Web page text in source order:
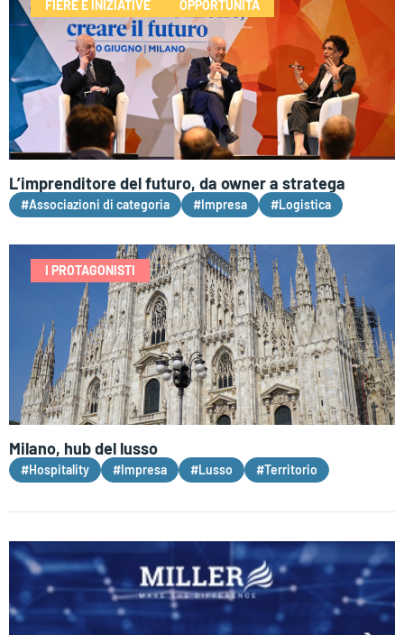
FIERE E INIZIATIVE OPPORTUNITÀ
L’imprenditore del futuro, da owner a stratega
#Associazioni di categoria #Impresa #Logistica
I PROTAGONISTI
Milano, hub del lusso
#Hospitality #Impresa #Lusso #Territorio